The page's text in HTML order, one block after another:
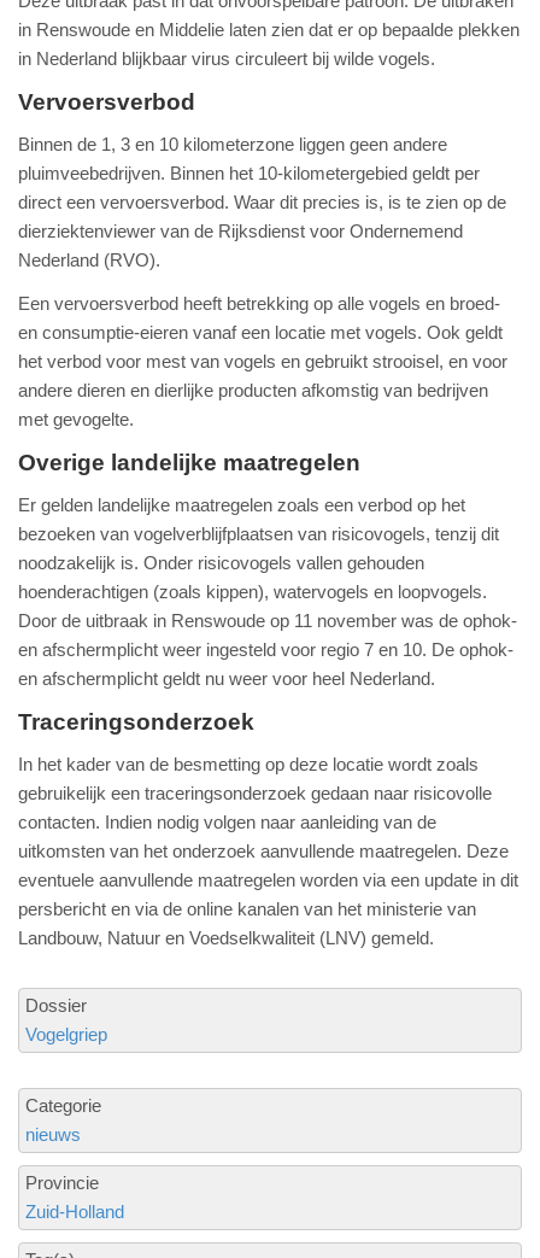
in Renswoude en Middelie laten zien dat er op bepaalde plekken
in Nederland blijkbaar virus circuleert bij wilde vogels.
Vervoersverbod
Binnen de 1, 3 en 10 kilometerzone liggen geen andere
pluimveebedrijven. Binnen het 10-kilometergebied geldt per
direct een vervoersverbod. Waar dit precies is, is te zien op de
dierziektenviewer van de Rijksdienst voor Ondernemend
Nederland (RVO).
Een vervoersverbod heeft betrekking op alle vogels en broed-
en consumptie-eieren vanaf een locatie met vogels. Ook geldt
het verbod voor mest van vogels en gebruikt strooisel, en voor
andere dieren en dierlijke producten afkomstig van bedrijven
met gevogelte.
Overige landelijke maatregelen
Er gelden landelijke maatregelen zoals een verbod op het
bezoeken van vogelverblijfplaatsen van risicovogels, tenzij dit
noodzakelijk is. Onder risicovogels vallen gehouden
hoenderachtigen (zoals kippen), watervogels en loopvogels.
Door de uitbraak in Renswoude op 11 november was de ophok-
en afschermplicht weer ingesteld voor regio 7 en 10. De ophok-
en afschermplicht geldt nu weer voor heel Nederland.
Traceringsonderzoek
In het kader van de besmetting op deze locatie wordt zoals
gebruikelijk een traceringsonderzoek gedaan naar risicovolle
contacten. Indien nodig volgen naar aanleiding van de
uitkomsten van het onderzoek aanvullende maatregelen. Deze
eventuele aanvullende maatregelen worden via een update in dit
persbericht en via de online kanalen van het ministerie van
Landbouw, Natuur en Voedselkwaliteit (LNV) gemeld.
Dossier
Vogelgriep
Categorie
nieuws
Provincie
Zuid-Holland